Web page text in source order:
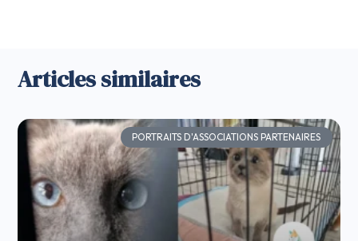
Articles similaires
PORTRAITS D'ASSOCIATIONS PARTENAIRES